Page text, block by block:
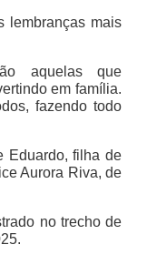
lembranças mais
aquelas que
em família.
fazendo todo
Eduardo, filha de
Aurora Riva, de
no trecho de